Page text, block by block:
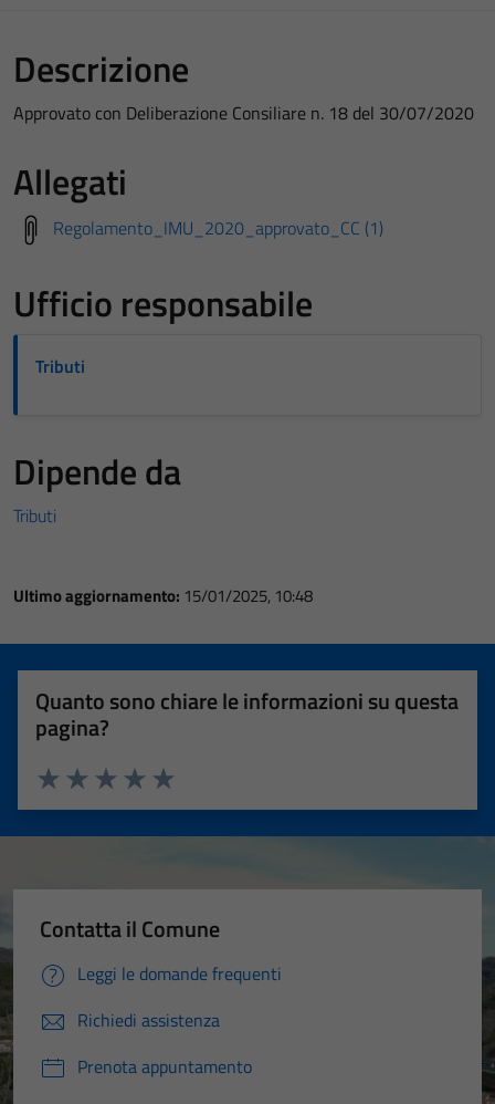
Descrizione
Approvato con Deliberazione Consiliare n. 18 del 30/07/2020
Allegati
Regolamento_IMU_2020_approvato_CC (1)
Ufficio responsabile
Tributi
Dipende da
Tributi
Ultimo aggiornamento: 15/01/2025, 10:48
Quanto sono chiare le informazioni su questa
pagina?
Valuta 5 stelle su 5
Valuta 4 stelle su 5
Valuta 3 stelle su 5
Valuta 2 stelle su 5
Valuta 1 stelle su 5
Contatta il Comune
Leggi le domande frequenti
Richiedi assistenza
Prenota appuntamento